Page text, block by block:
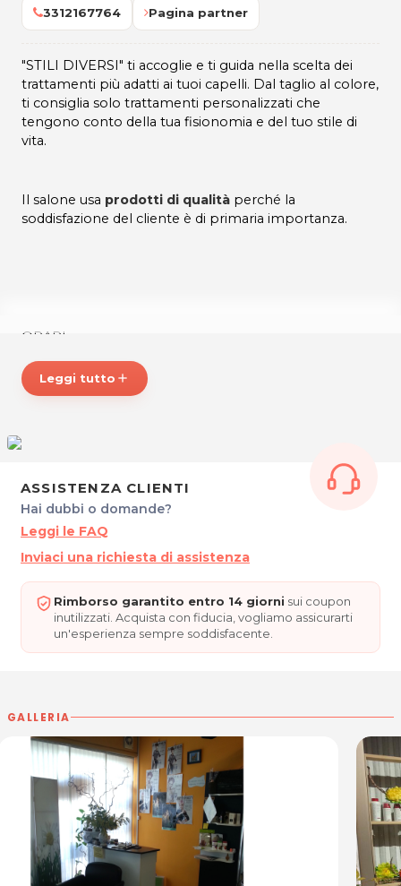
3312167764 Pagina partner
"STILI DIVERSI" ti accoglie e ti guida nella scelta dei
trattamenti più adatti ai tuoi capelli. Dal taglio al colore,
ti consiglia solo trattamenti personalizzati che
tengono conto della tua fisionomia e del tuo stile di
vita.
Il salone usa prodotti di qualità perché la
soddisfazione del cliente è di primaria importanza.
ORARI:
Venerdi: 8,30 - 12,00 / 14,00 - 19,00
Sabato: 7,00 - 16,00
Tel. 3312167764
P.IVA 02534850306
Per ulteriori informazioni sull'offerta o sulle
modalità di acquisto scrivi aposta@espevia.it
Leggi tutto add
ASSISTENZA CLIENTI
Hai dubbi o domande?
Leggi le FAQ
Inviaci una richiesta di assistenza
Rimborso garantito entro 14 giorni sui coupon
inutilizzati. Acquista con fiducia, vogliamo assicurarti
un'esperienza sempre soddisfacente.
GALLERIA